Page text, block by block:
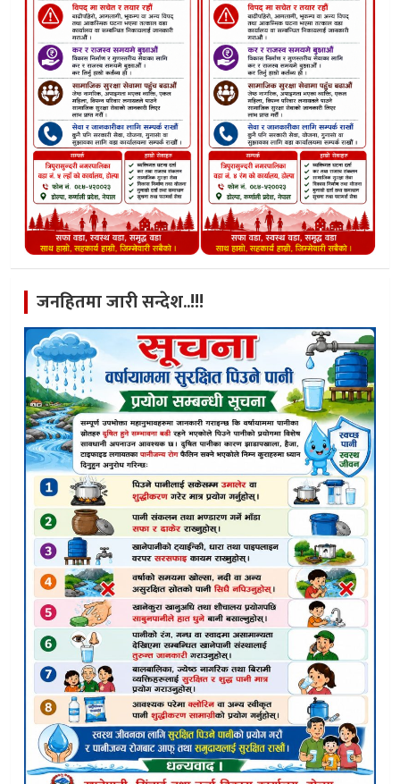
जनहितमा जारी सन्देश..!!!